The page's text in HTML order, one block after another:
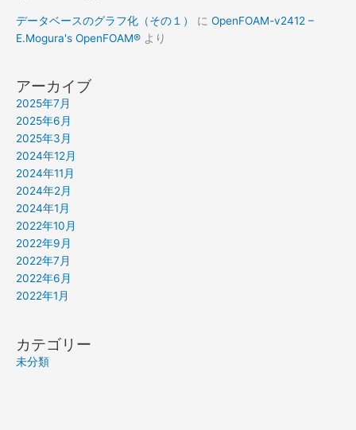
データベースのグラフ化（その１） に OpenFOAM-v2412 –
E.Mogura's OpenFOAM® より
アーカイブ
2025年7月
2025年6月
2025年3月
2024年12月
2024年11月
2024年2月
2024年1月
2022年10月
2022年9月
2022年7月
2022年6月
2022年1月
カテゴリー
未分類